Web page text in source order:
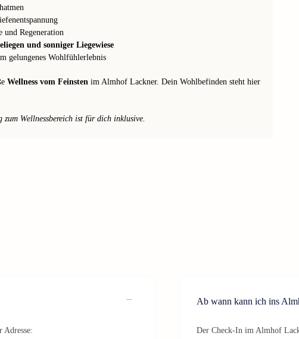
und Regeneration
und sonniger Liegewiese
gelungenes Wohlfühlerlebnis
Wellness vom Feinsten im Almhof Lackner. Dein Wohlbefinden steht hier
zum Wellnessbereich ist für dich inklusive.
Adresse:
Ab wann kann ich ins
Der Check-In im Almhof